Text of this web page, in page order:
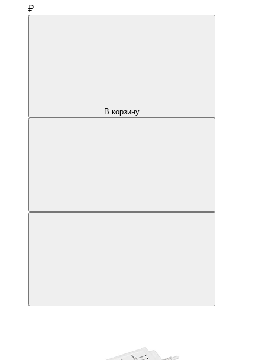
₽
В корзину